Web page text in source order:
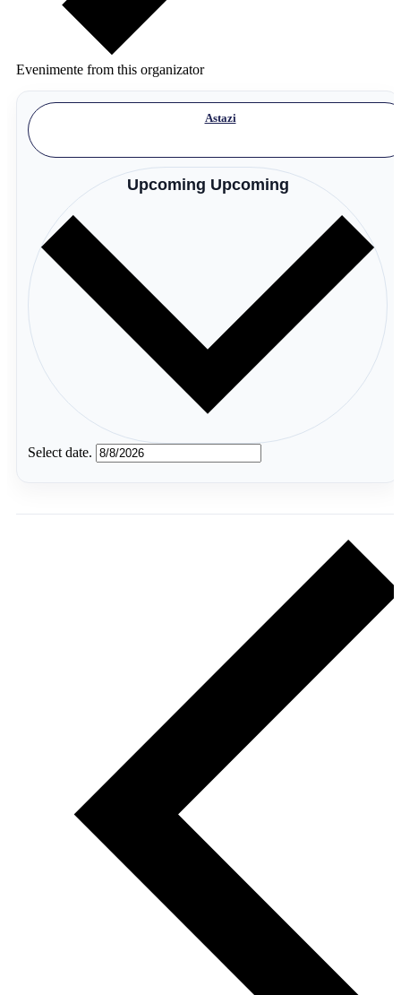
Evenimente from this organizator
Astazi
Upcoming Upcoming
Select date.